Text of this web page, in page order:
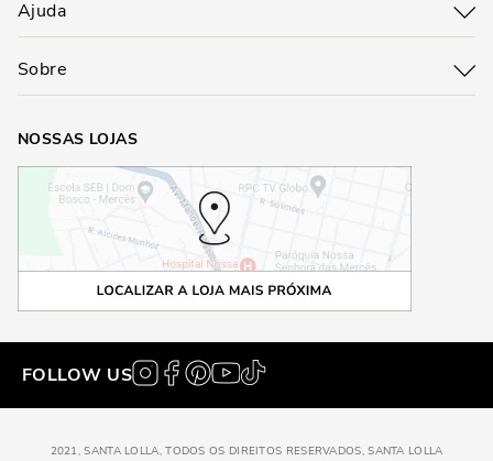
Ajuda
Sobre
NOSSAS LOJAS
FOLLOW US
2021, SANTA LOLLA, TODOS OS DIREITOS RESERVADOS, SANTA LOLLA